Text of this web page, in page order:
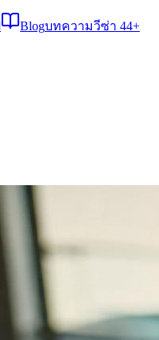
Blogบทความวีซ่า 44+